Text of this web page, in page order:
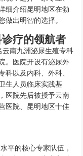
细介绍昆明地区在勃
做出明智的选择。
疗的领航者
南九洲泌尿生殖专科
。医院开设有泌尿外
科以及内科、外科、
生人员临床实践基
医院先后被授予云南
医院、昆明地区十佳
平的核心专家队伍，